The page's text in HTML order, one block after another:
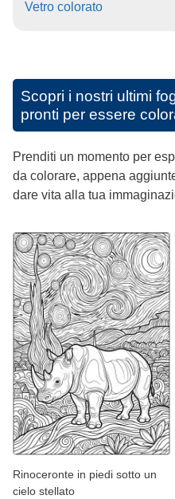
Vetro colorato
Scopri i nostri ultimi
pronti per essere
Prenditi un momento per
da colorare, appena
dare vita alla tua
Rinoceronte in piedi sotto un
cielo stellato